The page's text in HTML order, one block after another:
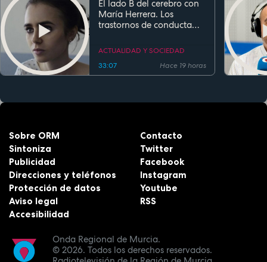
El lado B del cerebro con
María Herrera. Los
trastornos de conducta
ACTUALIDAD Y SOCIEDAD
33:07
Hace 19 horas
Onda Regional de Murcia.
© 2026. Todos los derechos reservados.
Sobre ORM
Sintoniza
Publicidad
Direcciones y teléfonos
Protección de datos
Aviso legal
Accesibilidad
Contacto
Twitter
Facebook
Instagram
Youtube
RSS